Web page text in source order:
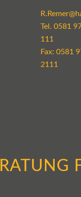
Tel.0581
111
Fax: 0581
2111